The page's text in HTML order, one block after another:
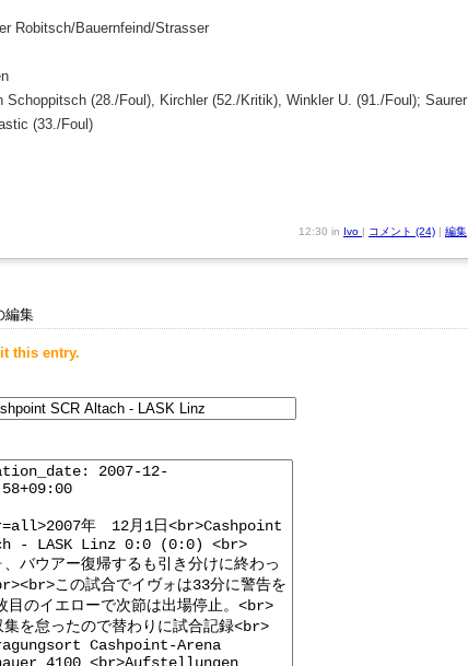
Robitsch/Bauernfeind/Strasser
Schoppitsch (28./Foul), Kirchler (52./Kritik), Winkler U. (91./Foul); Saurer
(33./Foul)
12:30 in Ivo | コメント (24) | 編集
編集
this entry.